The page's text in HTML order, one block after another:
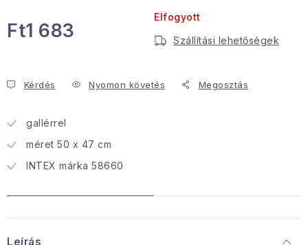
Januári akció
A személyes adatok védelmének feltételei
Kereskedelem feltételes
Érintkezés
Rólunk
Ft1 683
Elfogyott
Szállítási lehetőségek
Kérdés Nyomon követés Megosztás
gallérrel
méret 50 x 47 cm
INTEX márka 58660
Leírás